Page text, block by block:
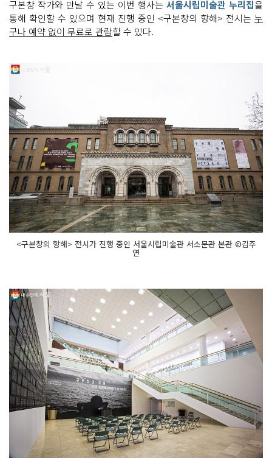
구본창 작가와 만날 수 있는 이번 행사는 서울시립미술관 누리집을
통해 확인할 수 있으며 현재 진행 중인 <구본창의 항해> 전시는 누
구나 예약 없이 무료로 관람할 수 있다.
<구본창의 항해> 전시가 진행 중인 서울시립미술관 서소문관 본관 ©김주
연